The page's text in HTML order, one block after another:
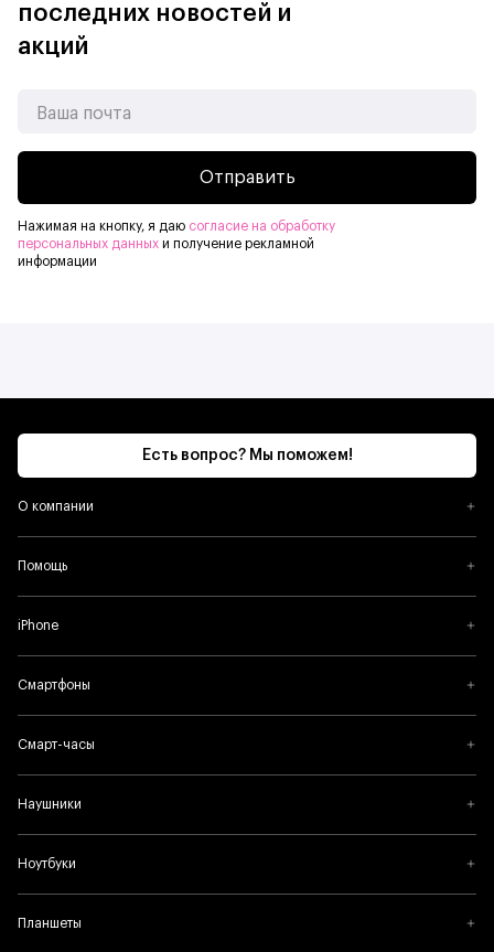
последних новостей и
акций
Отправить
Нажимая на кнопку, я даю согласие на обработку
персональных данных и получение рекламной
информации
Есть вопрос? Мы поможем!
О компании
Помощь
iPhone
Смартфоны
Смарт-часы
Наушники
Ноутбуки
Планшеты